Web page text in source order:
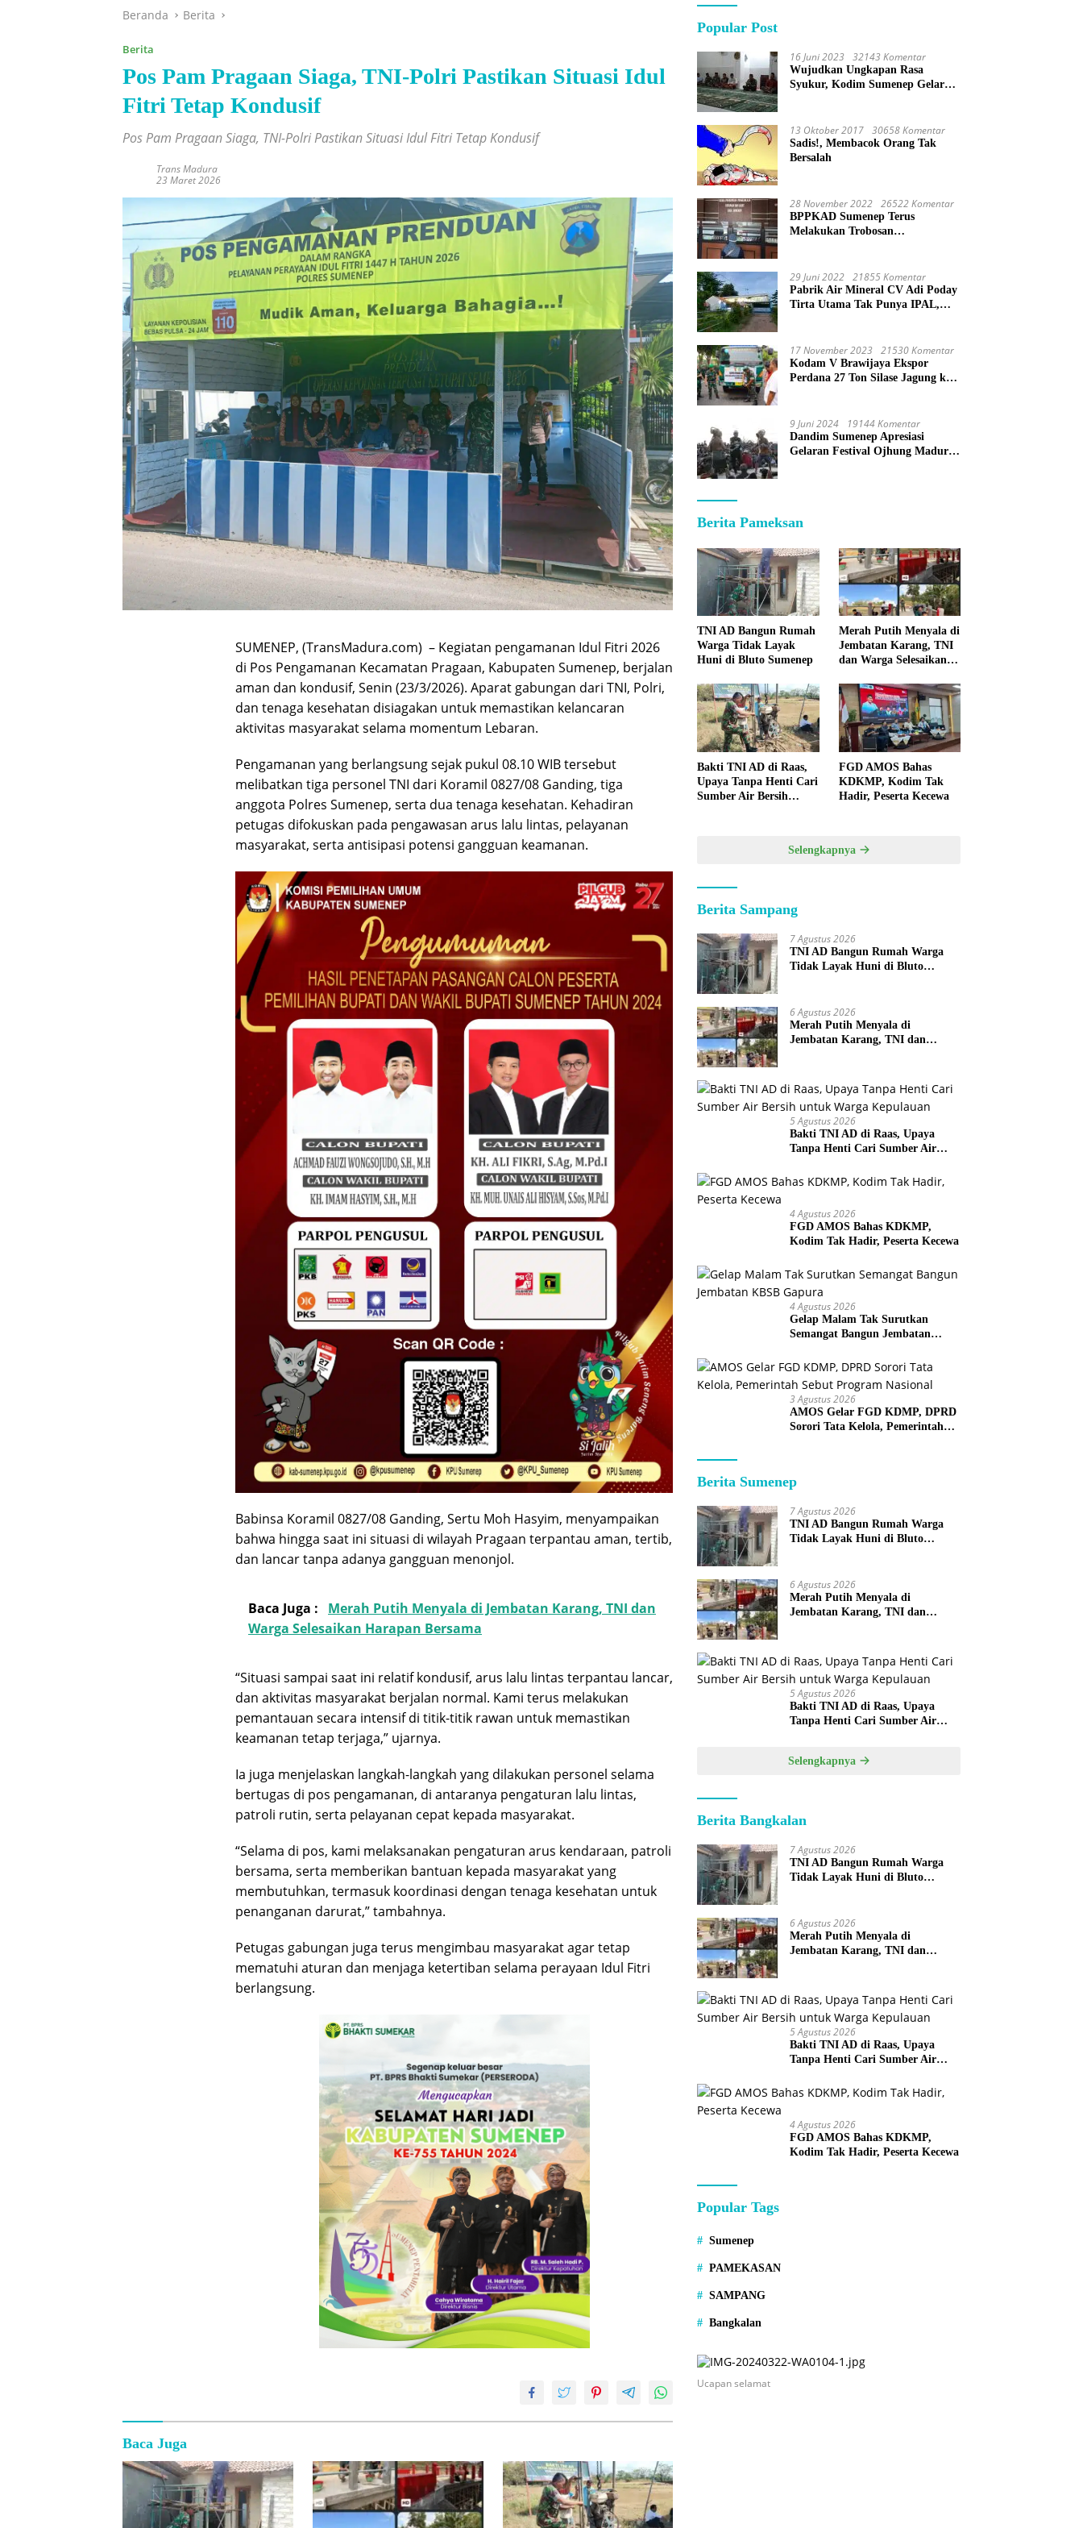
Beranda Berita
Berita
Pos Pam Pragaan Siaga, TNI-Polri Pastikan Situasi Idul
Fitri Tetap Kondusif
Pos Pam Pragaan Siaga, TNI-Polri Pastikan Situasi Idul Fitri Tetap Kondusif
Trans Madura
23 Maret 2026
SUMENEP, (TransMadura.com) – Kegiatan pengamanan Idul Fitri 2026
di Pos Pengamanan Kecamatan Pragaan, Kabupaten Sumenep, berjalan
aman dan kondusif, Senin (23/3/2026). Aparat gabungan dari TNI, Polri,
dan tenaga kesehatan disiagakan untuk memastikan kelancaran
aktivitas masyarakat selama momentum Lebaran.
Pengamanan yang berlangsung sejak pukul 08.10 WIB tersebut
melibatkan tiga personel TNI dari Koramil 0827/08 Ganding, tiga
anggota Polres Sumenep, serta dua tenaga kesehatan. Kehadiran
petugas difokuskan pada pengawasan arus lalu lintas, pelayanan
masyarakat, serta antisipasi potensi gangguan keamanan.
Babinsa Koramil 0827/08 Ganding, Sertu Moh Hasyim, menyampaikan
bahwa hingga saat ini situasi di wilayah Pragaan terpantau aman, tertib,
dan lancar tanpa adanya gangguan menonjol.
Baca Juga :
Merah Putih Menyala di Jembatan Karang, TNI dan
Warga Selesaikan Harapan Bersama
“Situasi sampai saat ini relatif kondusif, arus lalu lintas terpantau lancar,
dan aktivitas masyarakat berjalan normal. Kami terus melakukan
pemantauan secara intensif di titik-titik rawan untuk memastikan
keamanan tetap terjaga,” ujarnya.
Ia juga menjelaskan langkah-langkah yang dilakukan personel selama
bertugas di pos pengamanan, di antaranya pengaturan lalu lintas,
patroli rutin, serta pelayanan cepat kepada masyarakat.
“Selama di pos, kami melaksanakan pengaturan arus kendaraan, patroli
bersama, serta memberikan bantuan kepada masyarakat yang
membutuhkan, termasuk koordinasi dengan tenaga kesehatan untuk
penanganan darurat,” tambahnya.
Petugas gabungan juga terus mengimbau masyarakat agar tetap
mematuhi aturan dan menjaga ketertiban selama perayaan Idul Fitri
berlangsung.
Baca Juga
Popular Post
16 Juni 2023 32143 Komentar
Wujudkan Ungkapan Rasa
Syukur, Kodim Sumenep Gelar
13 Oktober 2017 30658 Komentar
Sadis!, Membacok Orang Tak
Bersalah
28 November 2022 26522 Komentar
BPPKAD Sumenep Terus
Melakukan Trobosan
29 Juni 2022 21855 Komentar
Pabrik Air Mineral CV Adi Poday
Tirta Utama Tak Punya IPAL,
17 November 2023 21530 Komentar
Kodam V Brawijaya Ekspor
Perdana 27 Ton Silase Jagung ke
9 Juni 2024 19144 Komentar
Dandim Sumenep Apresiasi
Gelaran Festival Ojhung Madura
Berita Pameksan
TNI AD Bangun Rumah
Warga Tidak Layak
Huni di Bluto Sumenep
Merah Putih Menyala di
Jembatan Karang, TNI
dan Warga Selesaikan
Bakti TNI AD di Raas,
Upaya Tanpa Henti Cari
Sumber Air Bersih
FGD AMOS Bahas
KDKMP, Kodim Tak
Hadir, Peserta Kecewa
Selengkapnya
Berita Sampang
7 Agustus 2026
TNI AD Bangun Rumah Warga
Tidak Layak Huni di Bluto
6 Agustus 2026
Merah Putih Menyala di
Jembatan Karang, TNI dan
5 Agustus 2026
Bakti TNI AD di Raas, Upaya
Tanpa Henti Cari Sumber Air
4 Agustus 2026
FGD AMOS Bahas KDKMP,
Kodim Tak Hadir, Peserta Kecewa
4 Agustus 2026
Gelap Malam Tak Surutkan
Semangat Bangun Jembatan
3 Agustus 2026
AMOS Gelar FGD KDMP, DPRD
Sorori Tata Kelola, Pemerintah
Berita Sumenep
7 Agustus 2026
TNI AD Bangun Rumah Warga
Tidak Layak Huni di Bluto
6 Agustus 2026
Merah Putih Menyala di
Jembatan Karang, TNI dan
5 Agustus 2026
Bakti TNI AD di Raas, Upaya
Tanpa Henti Cari Sumber Air
Selengkapnya
Berita Bangkalan
7 Agustus 2026
TNI AD Bangun Rumah Warga
Tidak Layak Huni di Bluto
6 Agustus 2026
Merah Putih Menyala di
Jembatan Karang, TNI dan
5 Agustus 2026
Bakti TNI AD di Raas, Upaya
Tanpa Henti Cari Sumber Air
4 Agustus 2026
FGD AMOS Bahas KDKMP,
Kodim Tak Hadir, Peserta Kecewa
Popular Tags
Sumenep
PAMEKASAN
SAMPANG
Bangkalan
Ucapan selamat